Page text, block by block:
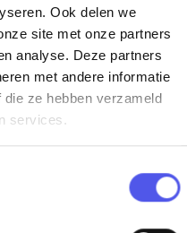
Ook delen we
site met onze partners
analyse. Deze partners
met andere informatie
ze hebben verzameld
services.
In de buurt